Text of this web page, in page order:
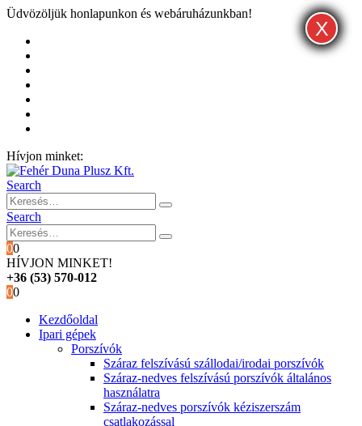
Üdvözöljük honlapunkon és webáruházunkban!
Hívjon minket:
Search
Search
00
HÍVJON MINKET!
+36 (53) 570-012
00
Kezdőoldal
Ipari gépek
Porszívók
Száraz felszívású szállodai/irodai porszívók
Száraz-nedves felszívású porszívók általános
használatra
Száraz-nedves porszívók kéziszerszám
csatlakozással
X
X
X